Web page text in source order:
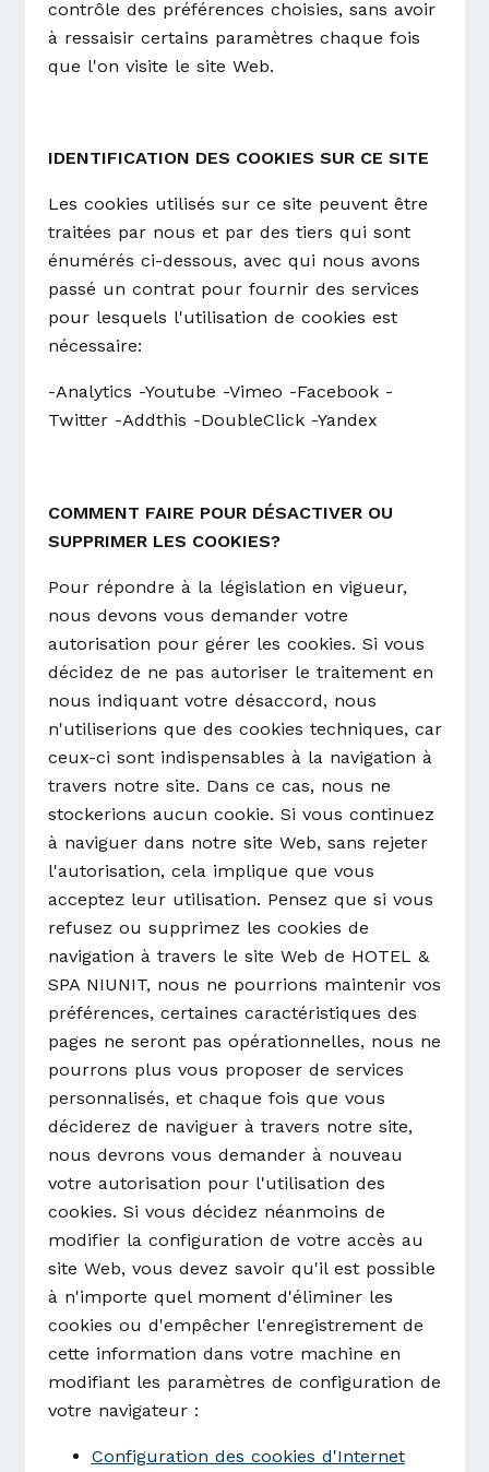
contrôle des préférences choisies, sans avoir
à ressaisir certains paramètres chaque fois
que l'on visite le site Web.
IDENTIFICATION DES COOKIES SUR CE SITE
Les cookies utilisés sur ce site peuvent être
traitées par nous et par des tiers qui sont
énumérés ci-dessous, avec qui nous avons
passé un contrat pour fournir des services
pour lesquels l'utilisation de cookies est
nécessaire:
-Analytics -Youtube -Vimeo -Facebook -
Twitter -Addthis -DoubleClick -Yandex
COMMENT FAIRE POUR DÉSACTIVER OU
SUPPRIMER LES COOKIES?
Pour répondre à la législation en vigueur,
nous devons vous demander votre
autorisation pour gérer les cookies. Si vous
décidez de ne pas autoriser le traitement en
nous indiquant votre désaccord, nous
n'utiliserions que des cookies techniques, car
ceux-ci sont indispensables à la navigation à
travers notre site. Dans ce cas, nous ne
stockerions aucun cookie. Si vous continuez
à naviguer dans notre site Web, sans rejeter
l'autorisation, cela implique que vous
acceptez leur utilisation. Pensez que si vous
refusez ou supprimez les cookies de
navigation à travers le site Web de HOTEL &
SPA NIUNIT, nous ne pourrions maintenir vos
préférences, certaines caractéristiques des
pages ne seront pas opérationnelles, nous ne
pourrons plus vous proposer de services
personnalisés, et chaque fois que vous
déciderez de naviguer à travers notre site,
nous devrons vous demander à nouveau
votre autorisation pour l'utilisation des
cookies. Si vous décidez néanmoins de
modifier la configuration de votre accès au
site Web, vous devez savoir qu'il est possible
à n'importe quel moment d'éliminer les
cookies ou d'empêcher l'enregistrement de
cette information dans votre machine en
modifiant les paramètres de configuration de
votre navigateur :
Configuration des cookies d'Internet